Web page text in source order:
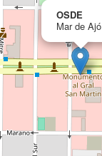
OSDE
Mar de Ajó